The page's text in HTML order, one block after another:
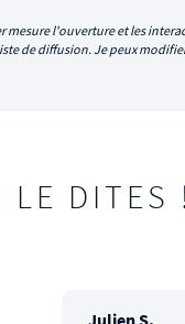
mesure l'ouverture et les
de diffusion. Je peux
LE DITES
Julien S.